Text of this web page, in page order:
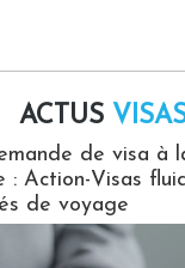
ACTUS
de visa à
: Action-Visas
de voyage